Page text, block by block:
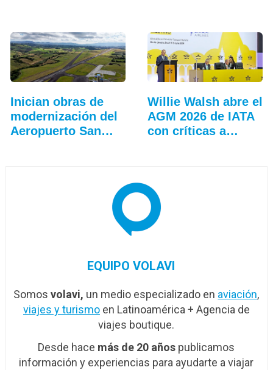
Inician obras de
modernización del
Aeropuerto San…
Willie Walsh abre el
AGM 2026 de IATA
con críticas a…
EQUIPO VOLAVI
Somosvolavi, un medio especializado en aviación,
viajes y turismoen Latinoamérica + Agencia de
viajes boutique.
Desde hace más de 20 años publicamos
información y experiencias para ayudarte a viajar